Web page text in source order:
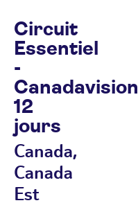
Circuit
Essentiel
-
Canadavision
12
jours
Canada,
Canada
Est